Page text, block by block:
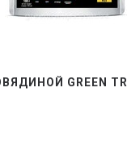
GREEN